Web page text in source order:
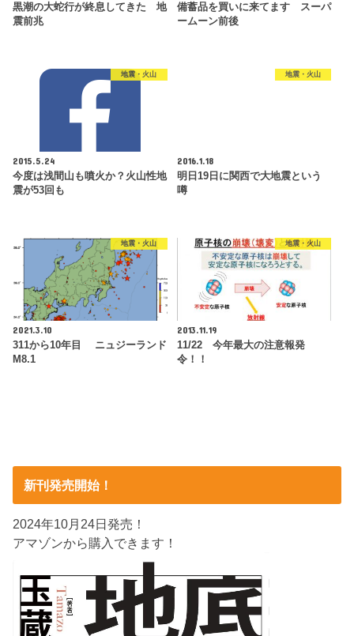
黒潮の大蛇行が終息してきた 地
震前兆
備蓄品を買いに来てます スーパ
ームーン前後
地震・火山
2015.5.24
今度は浅間山も噴火か？火山性地
震が53回も
地震・火山
2016.1.18
明日19日に関西で大地震という
噂
地震・火山
2021.3.10
311から10年目 ニュジーランド
M8.1
地震・火山
2013.11.19
11/22 今年最大の注意報発
令！！
新刊発売開始！
2024年10月24日発売！
アマゾンから購入できます！